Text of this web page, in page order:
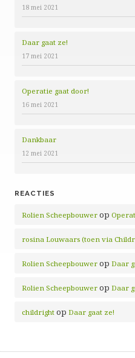
18 mei 2021
Daar gaat ze!
17 mei 2021
Operatie gaat door!
16 mei 2021
Dankbaar
12 mei 2021
REACTIES
Rolien Scheepbouwer op
rosina Louwaars (toen via
Rolien Scheepbouwer op Daar
Rolien Scheepbouwer op Daar
childright op Daar gaat ze!